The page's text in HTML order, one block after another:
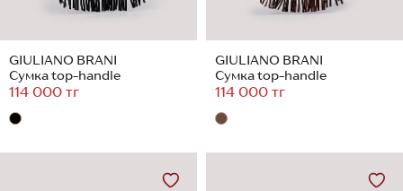
GIULIANO BRANI
Сумка top-handle
114 000 тг
GIULIANO BRANI
Сумка top-handle
114 000 тг